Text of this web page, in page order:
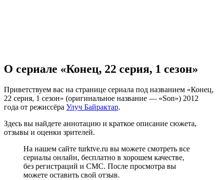
О сериале «Конец, 22 серия, 1 сезон»
Приветствуем вас на странице сериала под названием «Конец,
22 серия, 1 сезон» (оригинальное название — «Son») 2012
года от режиссёра Улуч Байрактар.
Здесь вы найдете аннотацию и краткое описание сюжета,
отзывы и оценки зрителей.
На нашем сайте turktve.ru вы можете смотреть все
сериалы онлайн, бесплатно в хорошем качестве,
без регистраций и СМС. После просмотра вы
можете оставить свой отзыв.